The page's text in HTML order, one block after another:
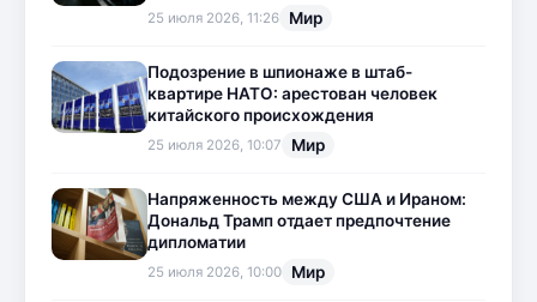
25 июля 2026, 11:26 Мир
Подозрение в шпионаже в штаб-
квартире НАТО: арестован человек
китайского происхождения
25 июля 2026, 10:07 Мир
Напряженность между США и Ираном:
Дональд Трамп отдает предпочтение
дипломатии
25 июля 2026, 10:00 Мир